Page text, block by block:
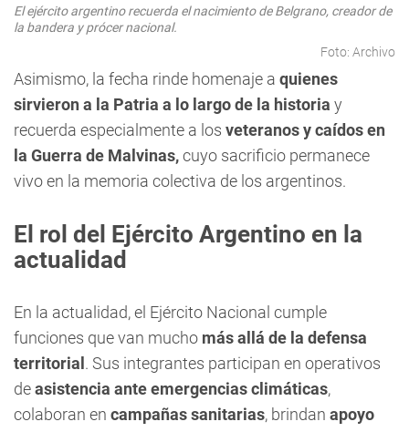
El ejército argentino recuerda el nacimiento de Belgrano, creador de
la bandera y prócer nacional.
Foto: Archivo
Asimismo, la fecha rinde homenaje a quienes
sirvieron a la Patria a lo largo de la historia y
recuerda especialmente a los veteranosy caídos en
la Guerra de Malvinas,cuyo sacrificio permanece
vivo en la memoria colectiva de los argentinos.
El rol del Ejército Argentino en la
actualidad
En la actualidad, el Ejército Nacional cumple
funciones que van mucho más allá de la defensa
territorial . Sus integrantes participan en operativos
deasistencia ante emergencias climáticas,
colaboran en campañas sanitarias, brindan apoyo